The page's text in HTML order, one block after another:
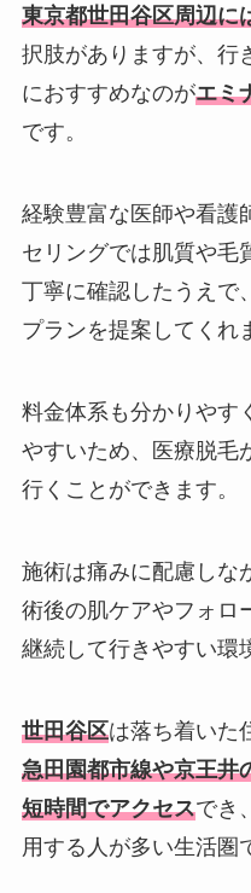
東京都世田谷区周辺に
択肢がありますが、行
におすすめなのがエミ
です。
経験豊富な医師や看護
セリングでは肌質や毛
丁寧に確認したうえで
プランを提案してくれ
料金体系も分かりやす
やすいため、医療脱毛
行くことができます。
施術は痛みに配慮しな
術後の肌ケアやフォロ
継続して行きやすい環
世田谷区は落ち着いた
急田園都市線や京王井
短時間でアクセスでき
用する人が多い生活圏